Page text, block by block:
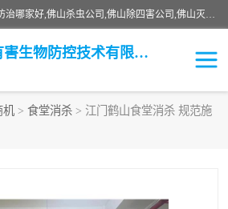
佛山白蚁防治公司,佛山白蚁防治哪家好,佛山杀虫公司,佛山除四害公司,佛山灭白蚁公司,佛山白蚁防治佛山儒创有害生物防治有限公司是一家佛山杀虫公司、佛山除四害公司、佛山灭白蚁公司、佛山白蚁防治公司，让您远离虫害困扰。要问佛山白蚁防治哪家好？佛山儒创有害生物防治有限公司全佛山、广州，正规公司，上门勘查，可靠，售后有保障。
佛山儒创有害生物防控技术有限公司
机 > 食堂消杀 > 江门鹤山食堂消杀 规范施